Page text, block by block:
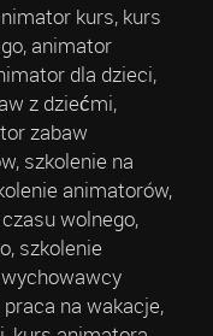
kurs, kurs
animator
dla dzieci,
z dziećmi,
zabaw
szkolenie na
animatorów,
wolnego,
szkolenie
na wakacje,